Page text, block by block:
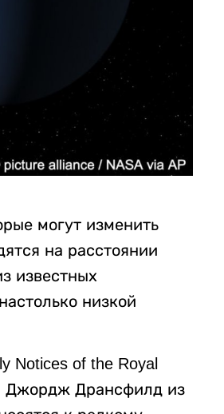
могут изменить
на расстоянии
известных
низкой
Notices of the Royal
Джордж Дрансфилд из